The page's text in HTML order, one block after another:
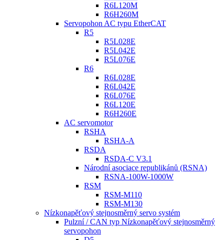
R6L120M
R6H260M
Servopohon AC typu EtherCAT
R5
R5L028E
R5L042E
R5L076E
R6
R6L028E
R6L042E
R6L076E
R6L120E
R6H260E
AC servomotor
RSHA
RSHA-A
RSDA
RSDA-C V3.1
Národní asociace republikánů (RSNA)
RSNA-100W-1000W
RSM
RSM-M110
RSM-M130
Nízkonapěťový stejnosměrný servo systém
Pulzní / CAN typ Nízkonapěťový stejnosměrný
servopohon